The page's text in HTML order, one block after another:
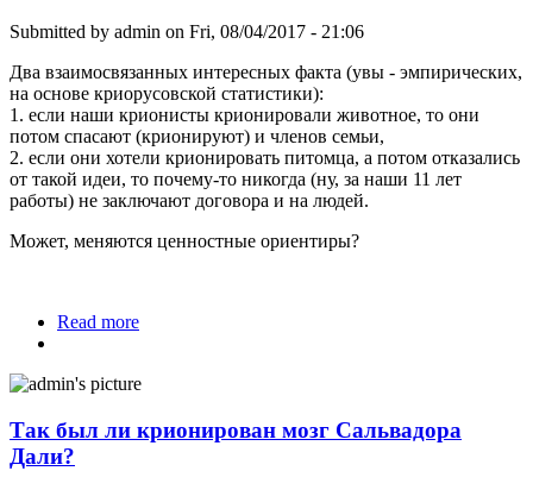
Submitted by admin on Fri, 08/04/2017 - 21:06
Два взаимосвязанных интересных факта (увы - эмпирических,
на основе криорусовской статистики):
1. если наши крионисты крионировали животное, то они
потом спасают (крионируют) и членов семьи,
2. если они хотели крионировать питомца, а потом отказались
от такой идеи, то почему-то никогда (ну, за наши 11 лет
работы) не заключают договора и на людей.
Может, меняются ценностные ориентиры?
Read more
Так был ли крионирован мозг Сальвадора
Дали?